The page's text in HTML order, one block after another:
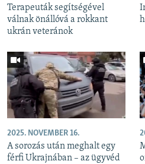
Terapeuták segítségével
válnak önállóvá a rokkant
ukrán veteránok
2025. NOVEMBER 16.
A sorozás után meghalt egy
férfi Ukrajnában – az ügyvéd